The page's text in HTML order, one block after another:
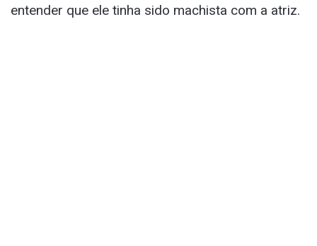
entender que ele tinha sido machista com a atriz.